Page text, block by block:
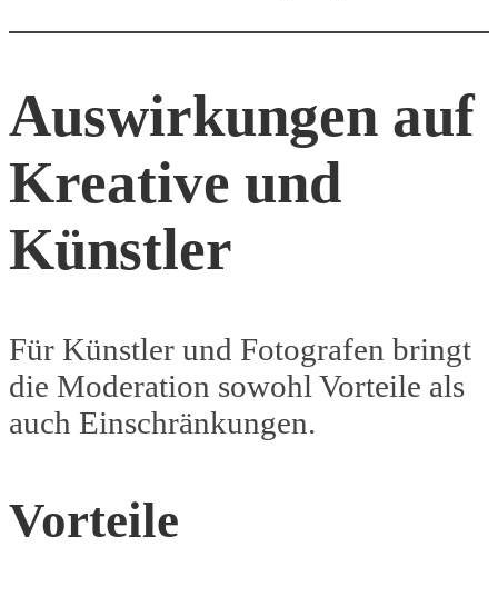
Auswirkungen auf
Kreative und
Künstler
Für Künstler und Fotografen bringt
die Moderation sowohl Vorteile als
auch Einschränkungen.
Vorteile